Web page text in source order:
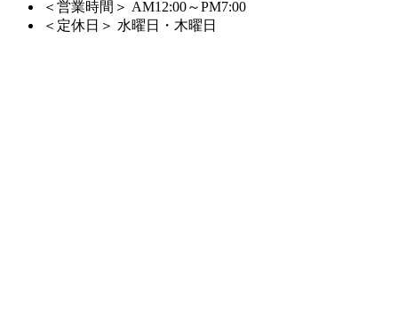
＜営業時間＞ AM12:00～PM7:00
＜定休日＞ 水曜日・木曜日